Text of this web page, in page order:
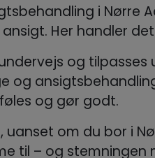
i Nørre
Her handler
og
og
og gør godt.
uanset om du bor i
til – og